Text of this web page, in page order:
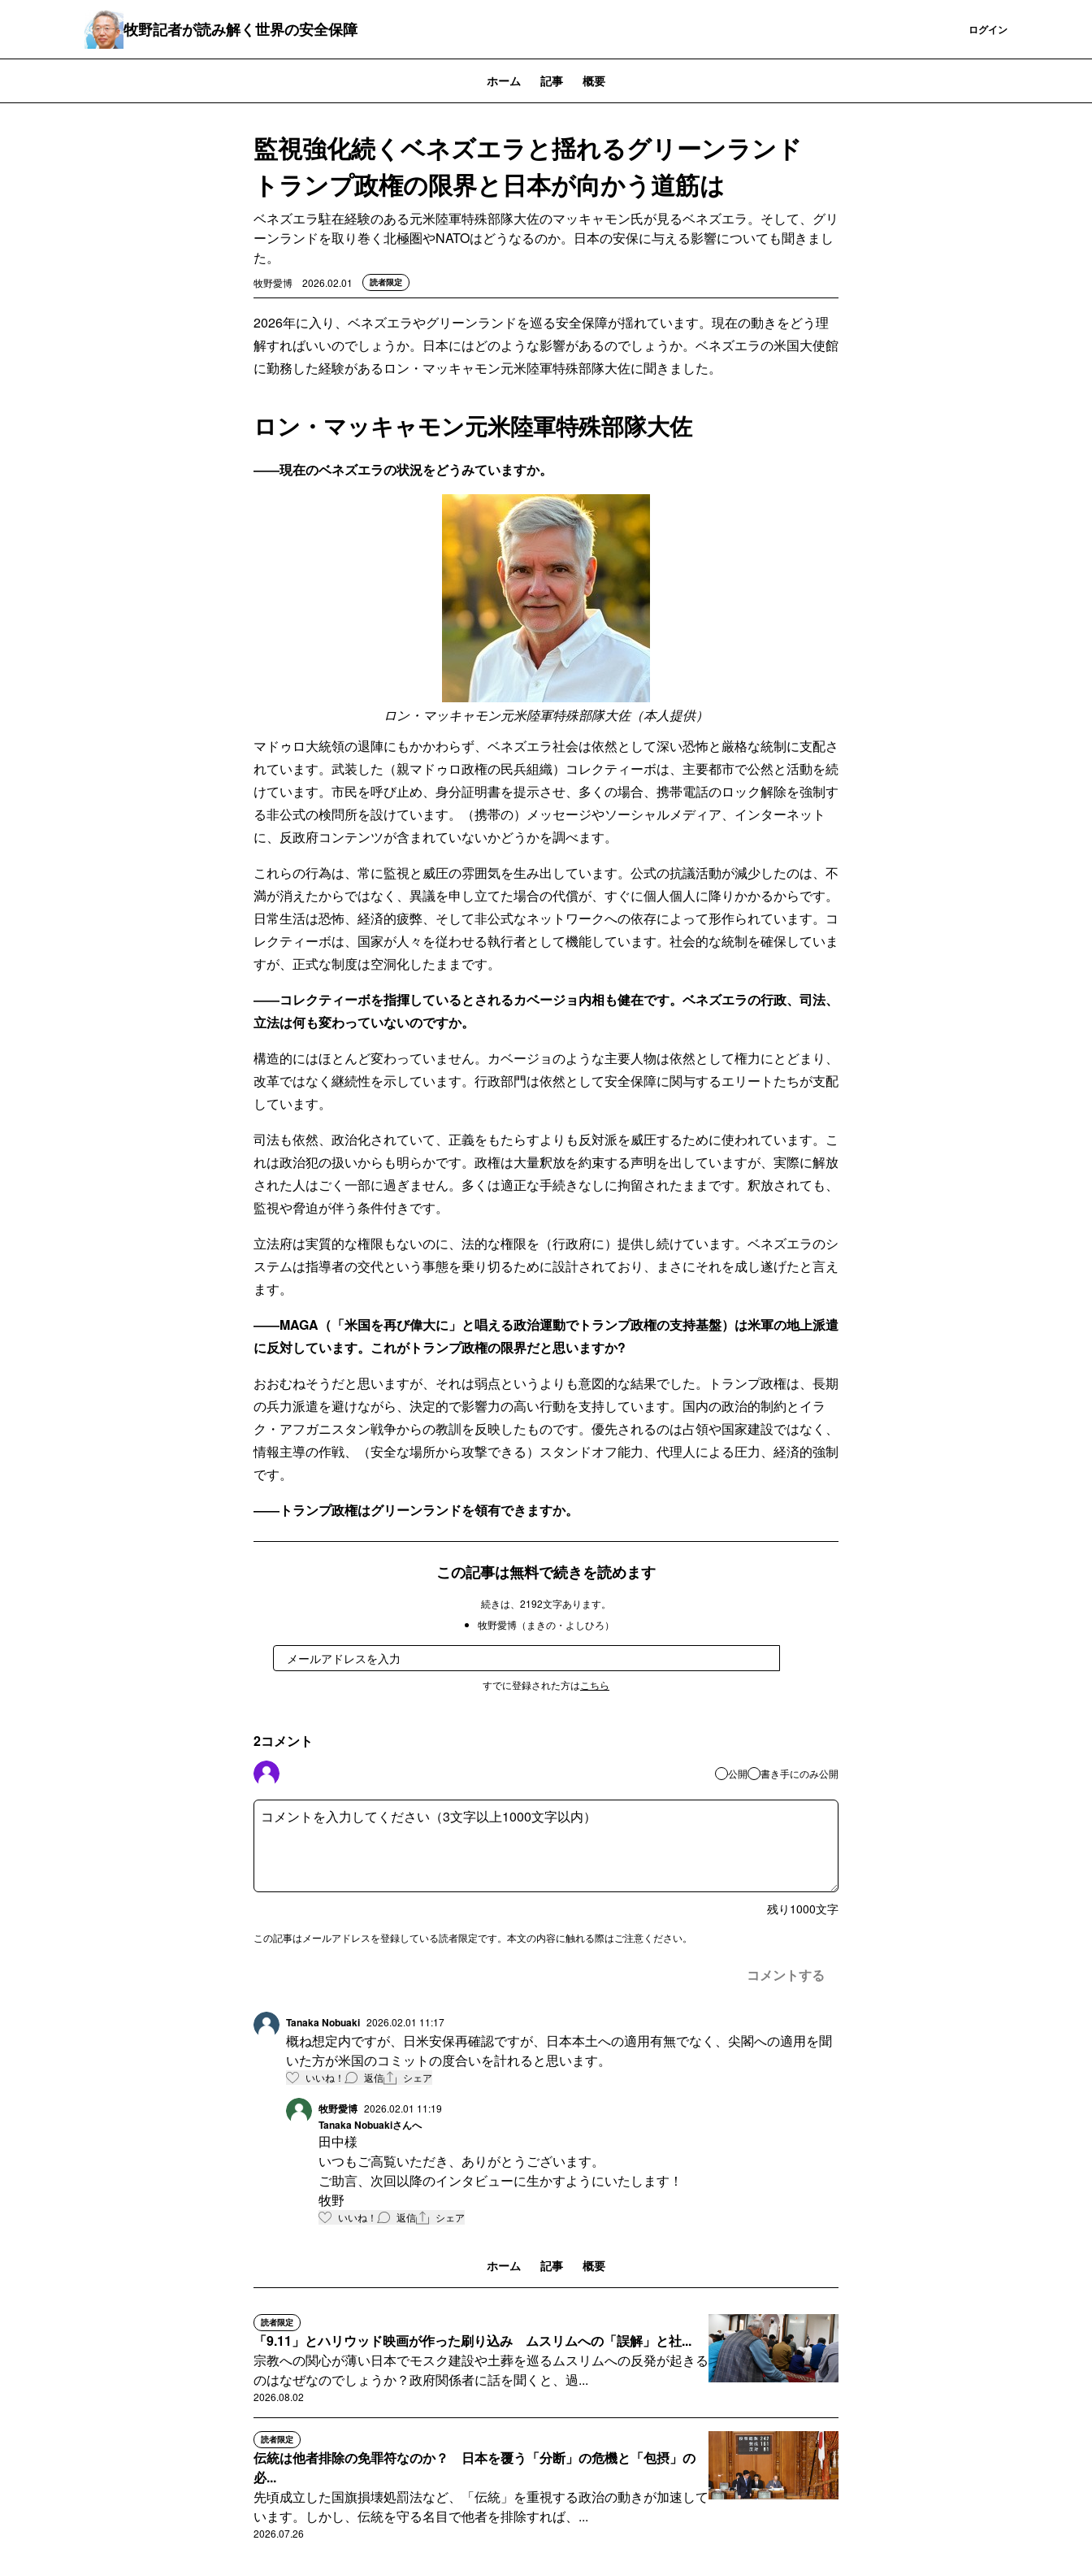
牧野記者が読み解く世界の安全保障 ログイン
ホーム 記事 概要
監視強化続くベネズエラと揺れるグリーンランド
トランプ政権の限界と日本が向かう道筋は
ベネズエラ駐在経験のある元米陸軍特殊部隊大佐のマッキャモン氏が見るベネズエラ。そして、グリ
ーンランドを取り巻く北極圏やNATOはどうなるのか。日本の安保に与える影響についても聞きまし
た。
牧野愛博 2026.02.01 読者限定
2026年に入り、ベネズエラやグリーンランドを巡る安全保障が揺れています。現在の動きをどう理
解すればいいのでしょうか。日本にはどのような影響があるのでしょうか。ベネズエラの米国大使館
に勤務した経験があるロン・マッキャモン元米陸軍特殊部隊大佐に聞きました。
ロン・マッキャモン元米陸軍特殊部隊大佐
――現在のベネズエラの状況をどうみていますか。
ロン・マッキャモン元米陸軍特殊部隊大佐（本人提供）
マドゥロ大統領の退陣にもかかわらず、ベネズエラ社会は依然として深い恐怖と厳格な統制に支配さ
れています。武装した（親マドゥロ政権の民兵組織）コレクティーボは、主要都市で公然と活動を続
けています。市民を呼び止め、身分証明書を提示させ、多くの場合、携帯電話のロック解除を強制す
る非公式の検問所を設けています。（携帯の）メッセージやソーシャルメディア、インターネット
に、反政府コンテンツが含まれていないかどうかを調べます。
これらの行為は、常に監視と威圧の雰囲気を生み出しています。公式の抗議活動が減少したのは、不
満が消えたからではなく、異議を申し立てた場合の代償が、すぐに個人個人に降りかかるからです。
日常生活は恐怖、経済的疲弊、そして非公式なネットワークへの依存によって形作られています。コ
レクティーボは、国家が人々を従わせる執行者として機能しています。社会的な統制を確保していま
すが、正式な制度は空洞化したままです。
――コレクティーボを指揮しているとされるカベージョ内相も健在です。ベネズエラの行政、司法、
立法は何も変わっていないのですか。
構造的にはほとんど変わっていません。カベージョのような主要人物は依然として権力にとどまり、
改革ではなく継続性を示しています。行政部門は依然として安全保障に関与するエリートたちが支配
しています。
司法も依然、政治化されていて、正義をもたらすよりも反対派を威圧するために使われています。こ
れは政治犯の扱いからも明らかです。政権は大量釈放を約束する声明を出していますが、実際に解放
された人はごく一部に過ぎません。多くは適正な手続きなしに拘留されたままです。釈放されても、
監視や脅迫が伴う条件付きです。
立法府は実質的な権限もないのに、法的な権限を（行政府に）提供し続けています。ベネズエラのシ
ステムは指導者の交代という事態を乗り切るために設計されており、まさにそれを成し遂げたと言え
ます。
――MAGA（「米国を再び偉大に」と唱える政治運動でトランプ政権の支持基盤）は米軍の地上派遣
に反対しています。これがトランプ政権の限界だと思いますか?
おおむねそうだと思いますが、それは弱点というよりも意図的な結果でした。トランプ政権は、長期
の兵力派遣を避けながら、決定的で影響力の高い行動を支持しています。国内の政治的制約とイラ
ク・アフガニスタン戦争からの教訓を反映したものです。優先されるのは占領や国家建設ではなく、
情報主導の作戦、（安全な場所から攻撃できる）スタンドオフ能力、代理人による圧力、経済的強制
です。
――トランプ政権はグリーンランドを領有できますか。
この記事は無料で続きを読めます
続きは、2192文字あります。
牧野愛博（まきの・よしひろ）
すでに登録された方は こちら
2コメント
公開 書き手にのみ公開
残り 1000文字
この記事はメールアドレスを登録している読者限定です。本文の内容に触れる際はご注意ください。
コメントする
Tanaka Nobuaki 2026.02.01 11:17
概ね想定内ですが、日米安保再確認ですが、日本本土への適用有無でなく、尖閣への適用を聞
いた方が米国のコミットの度合いを計れると思います。
いいね！ 返信 シェア
牧野愛博 2026.02.01 11:19
Tanaka Nobuakiさんへ
田中様
いつもご高覧いただき、ありがとうございます。
ご助言、次回以降のインタビューに生かすようにいたします！
牧野
いいね！ 返信 シェア
ホーム 記事 概要
読者限定
「9.11」とハリウッド映画が作った刷り込み ムスリムへの「誤解」と社...
宗教への関心が薄い日本でモスク建設や土葬を巡るムスリムへの反発が起きる
のはなぜなのでしょうか？政府関係者に話を聞くと、過...
2026.08.02
読者限定
伝統は他者排除の免罪符なのか？ 日本を覆う「分断」の危機と「包摂」の
必...
先頃成立した国旗損壊処罰法など、「伝統」を重視する政治の動きが加速して
います。しかし、伝統を守る名目で他者を排除すれば、...
2026.07.26